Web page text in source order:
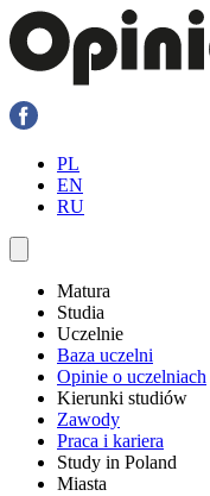
PL
EN
RU
Matura
Studia
Uczelnie
Baza uczelni
Opinie o uczelniach
Kierunki studiów
Zawody
Praca i kariera
Study in Poland
Miasta